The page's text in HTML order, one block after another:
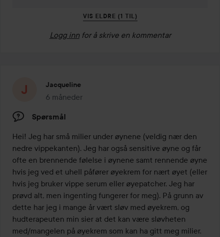
VIS ELDRE (1 TIL)
Logg inn for å skrive en kommentar
Jacqueline
6 måneder
Innlegget ble opprettet 6 måneder
Spørsmål
Hei! Jeg har små milier under øynene (veldig nær den
nedre vippekanten). Jeg har også sensitive øyne og får
ofte en brennende følelse i øynene samt rennende øyne
hvis jeg ved et uhell påfører øyekrem for nært øyet (eller
hvis jeg bruker vippe serum eller øyepatcher. Jeg har
prøvd alt, men ingenting fungerer for meg). På grunn av
dette har jeg i mange år vært sløv med øyekrem, og
hudterapeuten min sier at det kan være sløvheten
med/mangelen på øyekrem som kan ha gitt meg milier.